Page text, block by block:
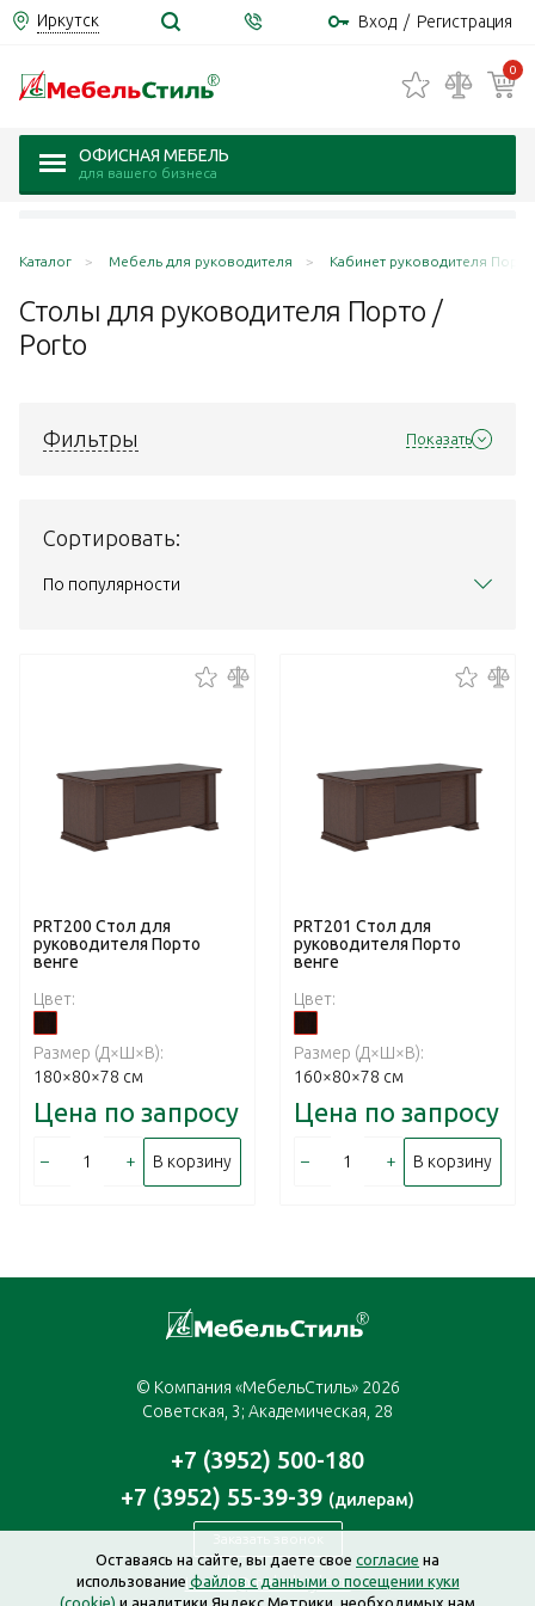
Иркутск Вход / Регистрация
0
ОФИСНАЯ МЕБЕЛЬ
для вашего бизнеса
Каталог Мебель для руководителя Кабинет руководителя
Столы для руководителя Порто /
Porto
Фильтры Показать
Сортировать:
По популярности
PRT200 Стол для
руководителя Порто
венге
Цвет:
Размер (Д×Ш×В):
180×80×78 см
Цена по запросу
– + В корзину
PRT201 Стол для
руководителя Порто
венге
Цвет:
Размер (Д×Ш×В):
160×80×78 см
Цена по запросу
– + В корзину
© Компания «МебельСтиль» 2026
Советская, 3; Академическая, 28
+7 (3952) 500-180
+7 (3952) 55-39-39 (дилерам)
Заказать звонок
irkutsk@mebelstyle.ru
Оставаясь на сайте, вы даете свое согласие на
использованиефайлов с данными о посещении куки
(cookie) и аналитики Яндекс.Метрики, необходимых нам